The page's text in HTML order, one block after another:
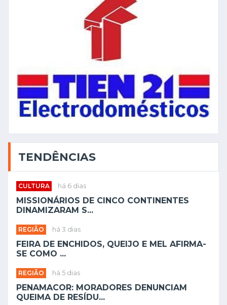
TENDÊNCIAS
CULTURA há 6 dias
MISSIONÁRIOS DE CINCO CONTINENTES
DINAMIZARAM S...
REGIÃO há 3 dias
FEIRA DE ENCHIDOS, QUEIJO E MEL AFIRMA-
SE COMO ...
REGIÃO há 5 dias
PENAMACOR: MORADORES DENUNCIAM
QUEIMA DE RESÍDU...